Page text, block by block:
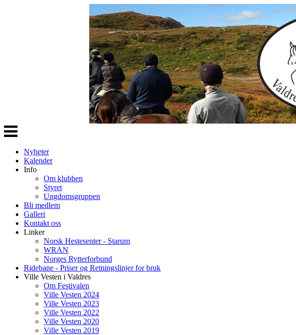
Veksle
navigasjon
Nyheter
Kalender
Info
Om klubben
Styret
Ungdomsgruppen
Bli medlem
Galleri
Kontakt oss
Linker
Norsk Hestesenter - Starum
WRAN
Norges Rytterforbund
Ridebane - Priser og Retningslinjer for bruk
Ville Vesten i Valdres
Om Festivalen
Ville Vesten 2024
Ville Vesten 2023
Ville Vesten 2022
Ville Vesten 2020
Ville Vesten 2019